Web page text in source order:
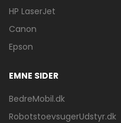
HP LaserJet
Canon
Epson
EMNE SIDER
BedreMobil.dk
RobotstoevsugerUdstyr.dk